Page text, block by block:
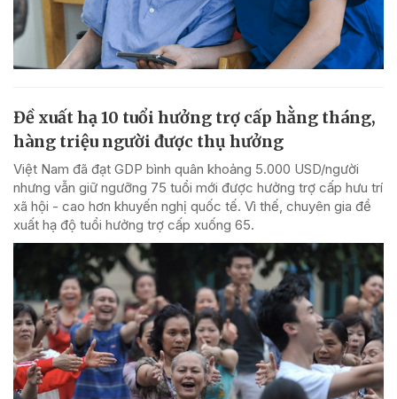
Đề xuất hạ 10 tuổi hưởng trợ cấp hằng tháng,
hàng triệu người được thụ hưởng
Việt Nam đã đạt GDP bình quân khoảng 5.000 USD/người
nhưng vẫn giữ ngưỡng 75 tuổi mới được hưởng trợ cấp hưu trí
xã hội - cao hơn khuyến nghị quốc tế. Vì thế, chuyên gia đề
xuất hạ độ tuổi hưởng trợ cấp xuống 65.